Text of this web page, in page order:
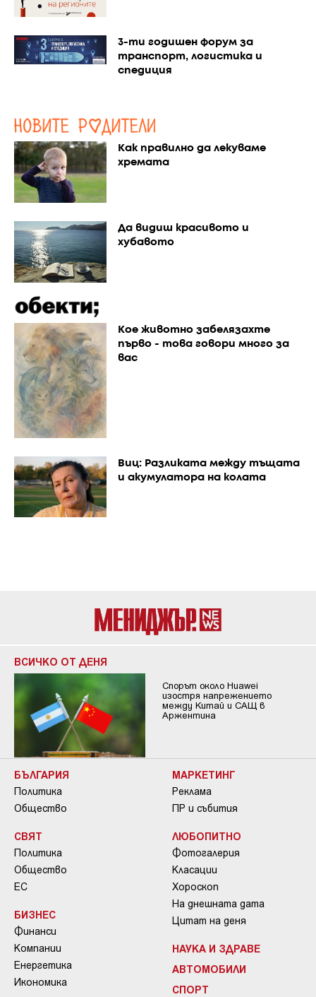
3-ти годишен форум за
транспорт, логистика и
спедиция
Как правилно да лекуваме
хремата
Да видиш красивото и
хубавото
Кое животно забелязахте
първо - това говори много за
вас
Виц: Разликата между тъщата
и акумулатора на колата
ВСИЧКО ОТ ДЕНЯ
Спорът около Huawei
изостря напрежението
между Китай и САЩ в
Аржентина
БЪЛГАРИЯ
Политика
Общество
СВЯТ
Политика
Общество
ЕС
БИЗНЕС
Финанси
Компании
Енергетика
Икономика
МАРКЕТИНГ
Реклама
ПР и събития
ЛЮБОПИТНО
Фотогалерия
Класации
Хороскоп
На днешната дата
Цитат на деня
НАУКА И ЗДРАВЕ
АВТОМОБИЛИ
СПОРТ